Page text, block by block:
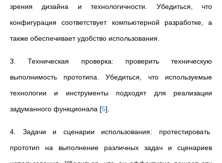
зрения дизайна и технологичности. Убедиться, что
конфигурация соответствует компьютерной разработке, а
также обеспечивает удобство использования.
3. Техническая проверка: проверить техническую
выполнимость прототипа. Убедиться, что используемые
технологии и инструменты подходят для реализации
задуманного функционала [5]
4. Задачи и сценарии использования: протестировать
прототип на выполнение различных задач и сценариев